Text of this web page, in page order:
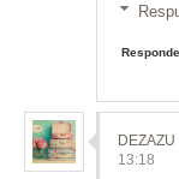
DEZAZU
13:18